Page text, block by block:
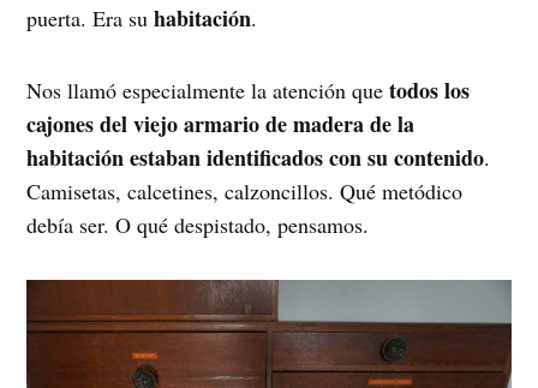
puerta. Era suhabitación.
Nos llamó especialmente la atención quetodos los
cajones del viejo armario de madera de la
habitación estaban identificados con su contenido.
Camisetas, calcetines, calzoncillos. Qué metódico
debía ser. O qué despistado, pensamos.